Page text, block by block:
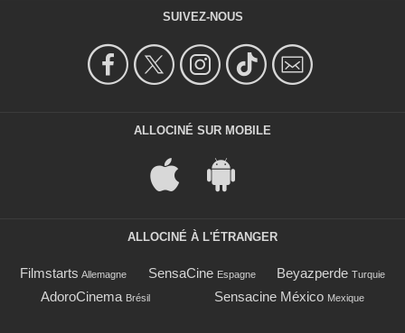
SUIVEZ-NOUS
ALLOCINÉ SUR MOBILE
ALLOCINÉ À L'ÉTRANGER
Filmstarts Allemagne SensaCine Espagne Beyazperde Turquie
AdoroCinema Brésil Sensacine México Mexique